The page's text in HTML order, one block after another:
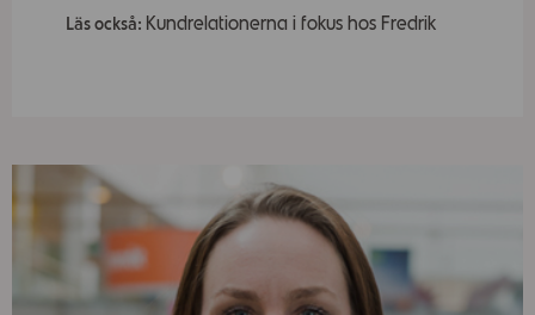
Läs också: Kundrelationerna i fokus hos Fredrik